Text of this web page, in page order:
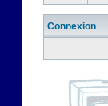
Connexion